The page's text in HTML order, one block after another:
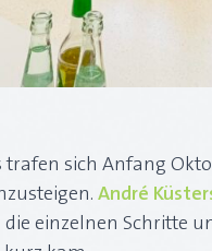
trafen sich Anfang
André
einzelnen Schritte